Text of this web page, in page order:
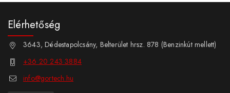
Elérhetőség
3643, Dédestapolcsány, Belterület hrsz. 878 (Benzinkút mellett)
+36 20 243 3884
info@gortech.hu